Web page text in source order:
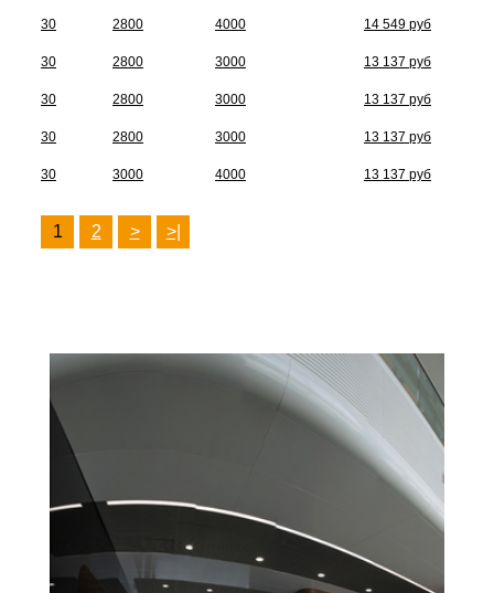
30 2800 4000 14 549 руб
30 2800 3000 13 137 руб
30 2800 3000 13 137 руб
30 2800 3000 13 137 руб
30 3000 4000 13 137 руб
1 2 > >|